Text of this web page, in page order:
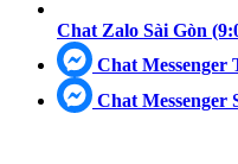
Chat Zalo Sài Gòn
Chat Messenger
Chat Messenger